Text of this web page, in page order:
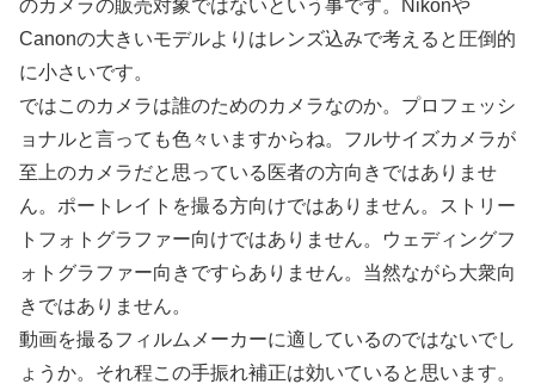
のカメラの販売対象ではないという事です。Nikonや
Canonの大きいモデルよりはレンズ込みで考えると圧倒的
に小さいです。
ではこのカメラは誰のためのカメラなのか。プロフェッシ
ョナルと言っても色々いますからね。フルサイズカメラが
至上のカメラだと思っている医者の方向きではありませ
ん。ポートレイトを撮る方向けではありません。ストリー
トフォトグラファー向けではありません。ウェディングフ
ォトグラファー向きですらありません。当然ながら大衆向
きではありません。
動画を撮るフィルムメーカーに適しているのではないでし
ょうか。それ程この手振れ補正は効いていると思います。